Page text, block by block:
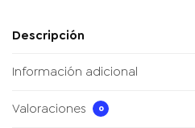
Descripción
Información adicional
Valoraciones 0